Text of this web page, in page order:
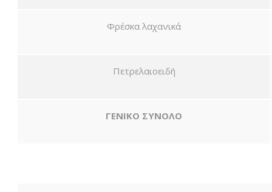
Φρέσκα λαχανικά
Πετρελαιοειδή
ΓΕΝΙΚΟ ΣΥΝΟΛΟ